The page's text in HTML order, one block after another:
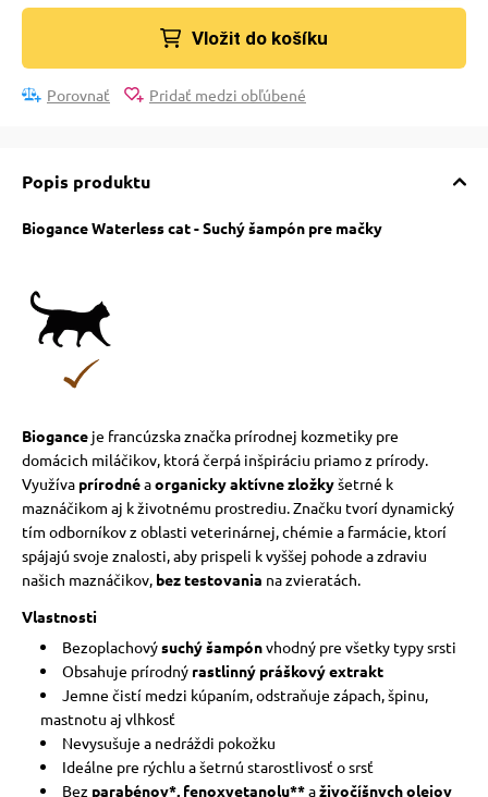
poukazy
Vložit do košíku
Porovnať Pridať medzi obľúbené
Popis produktu
Biogance Waterless cat - Suchý šampón pre mačky
Bioganceje francúzska značka prírodnej kozmetiky pre
domácich miláčikov, ktorá čerpá inšpiráciu priamo z prírody.
Využíva prírodnéaorganicky aktívne zložkyšetrné k
maznáčikom aj k životnému prostrediu. Značku tvorí dynamický
tím odborníkov z oblasti veterinárnej, chémie a farmácie, ktorí
spájajú svoje znalosti, aby prispeli k vyššej pohode a zdraviu
našich maznáčikov, bez testovania na zvieratách.
Vlastnosti
Bezoplachovýsuchý šampónvhodný pre všetky typy srsti
Obsahuje prírodný rastlinný práškový extrakt
Jemne čistí medzi kúpaním, odstraňuje zápach, špinu,
mastnotu aj vlhkosť
Nevysušuje a nedráždi pokožku
Ideálne pre rýchlu a šetrnú starostlivosť o srsť
Bez parabénov*, fenoxyetanolu**aživočíšnych olejov